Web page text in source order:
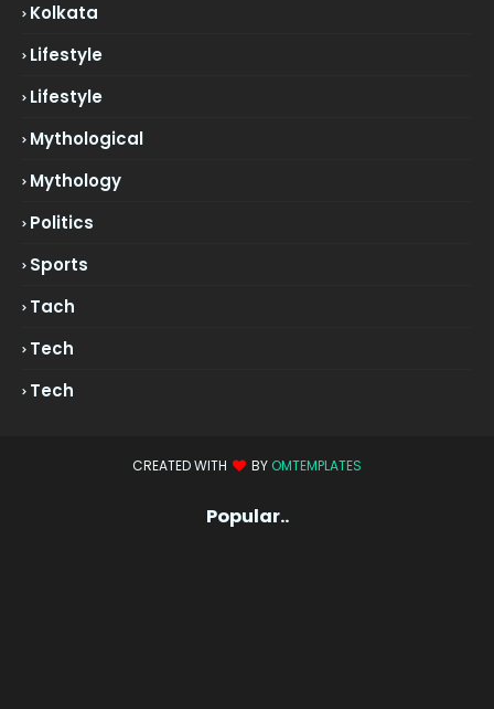
Kolkata
Lifestyle
Lifestyle
Mythological
Mythology
Politics
Sports
Tach
Tech
Tech
CREATED WITH BY OMTEMPLATES
Popular..